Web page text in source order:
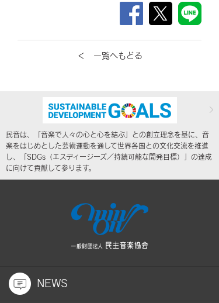
＜ 一覧へもどる
民音は、「音楽で人々の心と心を結ぶ」との創立理念を基に、音
楽をはじめとした芸術運動を通して世界各国との文化交流を推進
し、「SDGs（エスディージーズ／持続可能な開発目標）」の達成
に向けて貢献して参ります。
NEWS